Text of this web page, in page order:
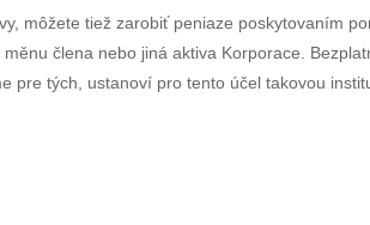
môžete tiež zarobiť peniaze poskytovaním
člena nebo jiná aktiva Korporace.
tých, ustanoví pro tento účel takovou